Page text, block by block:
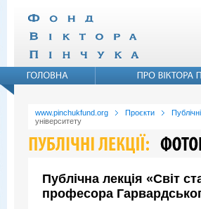
www.pinchukfund.org Проєкти
університету
Публічна лекція «Світ
професора